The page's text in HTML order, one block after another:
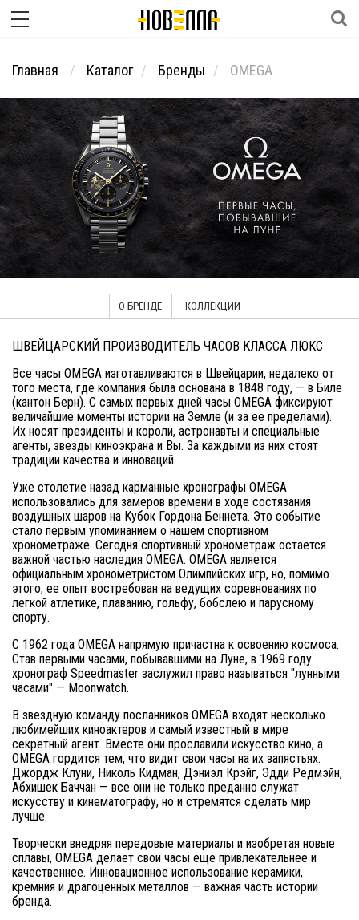
Главная Каталог Бренды OMEGA
О БРЕНДЕ КОЛЛЕКЦИИ
ШВЕЙЦАРСКИЙ ПРОИЗВОДИТЕЛЬ ЧАСОВ КЛАССА ЛЮКС
Все часы OMEGA изготавливаются в Швейцарии, недалеко от
того места, где компания была основана в 1848 году, — в Биле
(кантон Берн). С самых первых дней часы OMEGA фиксируют
величайшие моменты истории на Земле (и за ее пределами).
Их носят президенты и короли, астронавты и специальные
агенты, звезды киноэкрана и Вы. За каждыми из них стоят
традиции качества и инноваций.
Уже столетие назад карманные хронографы OMEGA
использовались для замеров времени в ходе состязания
воздушных шаров на Кубок Гордона Беннета. Это событие
стало первым упоминанием о нашем спортивном
хронометраже. Сегодня спортивный хронометраж остается
важной частью наследия OMEGA. OMEGA является
официальным хронометристом Олимпийских игр, но, помимо
этого, ее опыт востребован на ведущих соревнованиях по
легкой атлетике, плаванию, гольфу, бобслею и парусному
спорту.
С 1962 года OMEGA напрямую причастна к освоению космоса.
Став первыми часами, побывавшими на Луне, в 1969 году
хронограф Speedmaster заслужил право называться "лунными
часами" — Moonwatch.
В звездную команду посланников OMEGA входят несколько
любимейших киноактеров и самый известный в мире
секретный агент. Вместе они прославили искусство кино, а
OMEGA гордится тем, что видит свои часы на их запястьях.
Джордж Клуни, Николь Кидман, Дэниэл Крэйг, Эдди Редмэйн,
Абхишек Баччан — все они не только преданно служат
искусству и кинематографу, но и стремятся сделать мир
лучше.
Творчески внедряя передовые материалы и изобретая новые
сплавы, OMEGA делает свои часы еще привлекательнее и
качественнее. Инновационное использование керамики,
кремния и драгоценных металлов — важная часть истории
бренда.